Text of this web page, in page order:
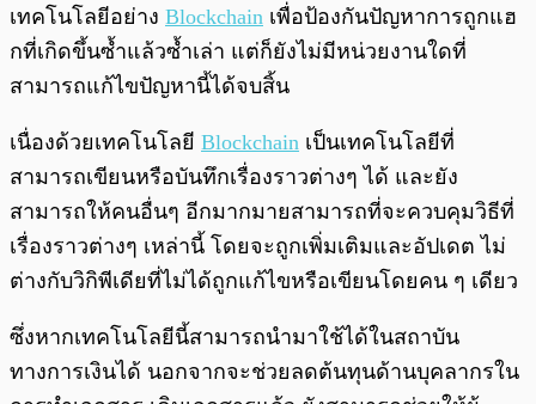
เทคโนโลยีอย่าง Blockchain เพื่อป้องกันปัญหาการถูกแฮ
กที่เกิดขึ้นซ้ำแล้วซ้ำเล่า แต่ก็ยังไม่มีหน่วยงานใดที่
สามารถแก้ไขปัญหานี้ได้จบสิ้น
เนื่องด้วยเทคโนโลยี Blockchain เป็นเทคโนโลยีที่
สามารถเขียนหรือบันทึกเรื่องราวต่างๆ ได้ และยัง
สามารถให้คนอื่นๆ อีกมากมายสามารถที่จะควบคุมวิธีที่
เรื่องราวต่างๆ เหล่านี้ โดยจะถูกเพิ่มเติมและอัปเดต ไม่
ต่างกับวิกิพีเดียที่ไม่ได้ถูกแก้ไขหรือเขียนโดยคน ๆ เดียว
ซึ่งหากเทคโนโลยีนี้สามารถนำมาใช้ได้ในสถาบัน
ทางการเงินได้ นอกจากจะช่วยลดต้นทุนด้านบุคลากรใน